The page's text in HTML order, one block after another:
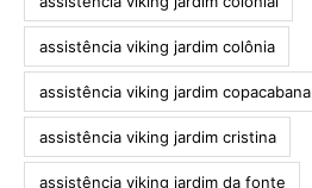
assistência viking jardim colônia
assistência viking jardim copacabana
assistência viking jardim cristina
assistência viking jardim da fonte